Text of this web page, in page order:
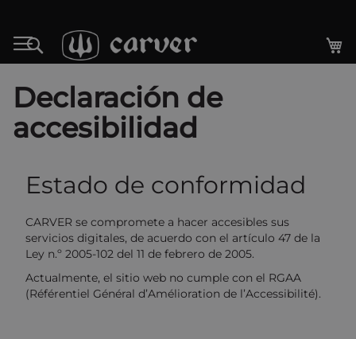
al
contenido
Search
Declaración de
accesibilidad
Estado de conformidad
CARVER se compromete a hacer accesibles sus
servicios digitales, de acuerdo con el artículo 47 de la
Ley n.º 2005-102 del 11 de febrero de 2005.
Actualmente, el sitio web no cumple con el RGAA
(Référentiel Général d’Amélioration de l’Accessibilité).